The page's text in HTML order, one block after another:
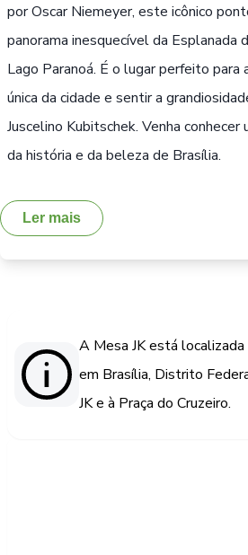
por Oscar Niemeyer, este icônico
panorama inesquecível da Esplanada
Lago Paranoá. É o lugar perfeito para
única da cidade e sentir a
Juscelino Kubitschek. Venha
da história e da beleza de Brasília.
Ler mais
A Mesa JK está
em Brasília, Distrito
JK e à Praça do Cruzeiro.